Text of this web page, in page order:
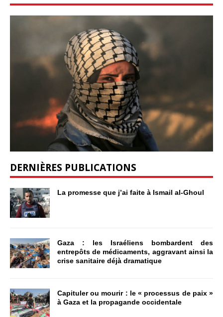
DERNIÈRES PUBLICATIONS
La promesse que j’ai faite à Ismail al-Ghoul
Gaza : les Israéliens bombardent des
entrepôts de médicaments, aggravant ainsi la
crise sanitaire déjà dramatique
Capituler ou mourir : le « processus de paix »
à Gaza et la propagande occidentale